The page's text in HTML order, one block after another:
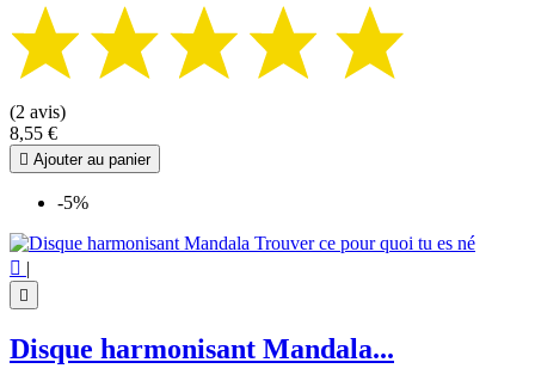
(2 avis)
8,55 €
 Ajouter au panier
-5%
 |

Disque harmonisant Mandala...